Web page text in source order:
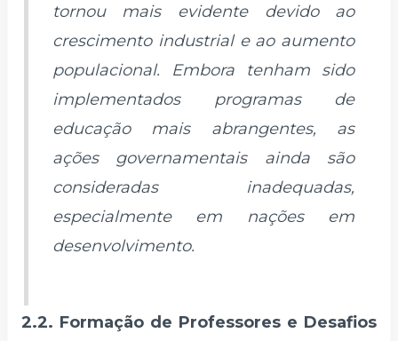
tornou mais evidente devido ao
crescimento industrial e ao aumento
populacional. Embora tenham sido
implementados programas de
educação mais abrangentes, as
ações governamentais ainda são
consideradas inadequadas,
especialmente em nações em
desenvolvimento.
2.2. Formação de Professores e Desafios